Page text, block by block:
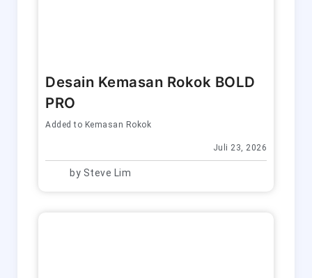
Desain Kemasan Rokok BOLD
PRO
Added to Kemasan Rokok
Juli 23, 2026
by Steve Lim